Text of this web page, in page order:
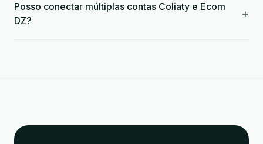
Posso conectar múltiplas contas Coliaty e Ecom
DZ?
+